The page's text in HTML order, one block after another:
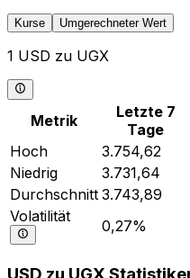
Kurse Umgerechneter Wert
1 USD zu UGX
Metrik
Letzte 7
Tage
Hoch
3.754,62
Niedrig
3.731,64
Durchschnitt 3.743,89
Volatilität
0,27%